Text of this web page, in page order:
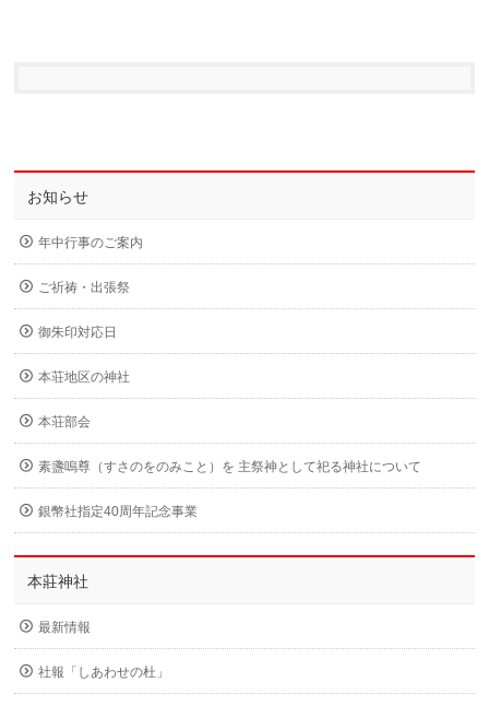
お知らせ
年中行事のご案内
ご祈祷・出張祭
御朱印対応日
本荘地区の神社
本荘部会
素盞嗚尊（すさのをのみこと）を 主祭神として祀る神社について
銀幣社指定40周年記念事業
本莊神社
最新情報
社報「しあわせの杜」